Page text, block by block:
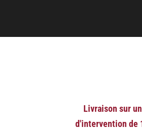
Livraison sur
d'intervention de